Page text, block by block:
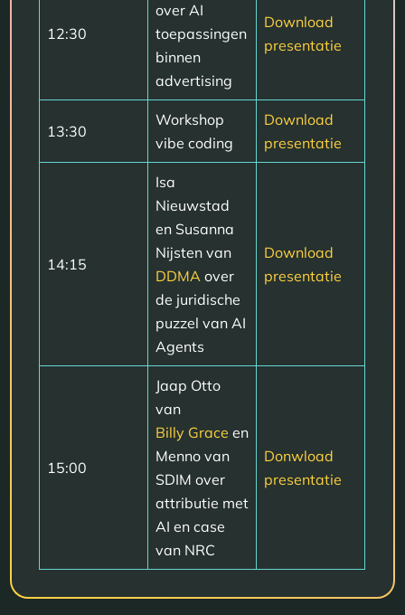
12:30
over AI
toepassingen
binnen
advertising
Download
presentatie
13:30
Workshop
vibe coding
Download
presentatie
14:15
Isa
Nieuwstad
en Susanna
Nijsten van
DDMA over
de juridische
puzzel van AI
Agents
Download
presentatie
15:00
Jaap Otto
van
Billy Grace en
Menno van
SDIM over
attributie met
AI en case
van NRC
Donwload
presentatie